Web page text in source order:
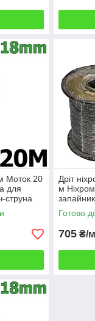
Моток 20
для
струна
Дріт
м
Дроту
Готово
705 ₴/